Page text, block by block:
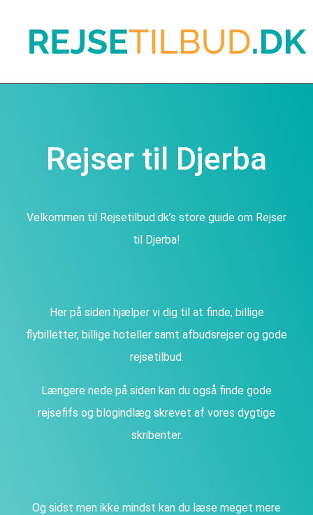
Rejser til Djerba
Velkommen til Rejsetilbud.dk’s store guide om Rejser
til Djerba!
Her på siden hjælper vi dig til at finde, billige
flybilletter, billige hoteller samt afbudsrejser og gode
rejsetilbud.
Længere nede på siden kan du også finde gode
rejsefifs og blogindlæg skrevet af vores dygtige
skribenter.
Og sidst men ikke mindst kan du læse meget mere